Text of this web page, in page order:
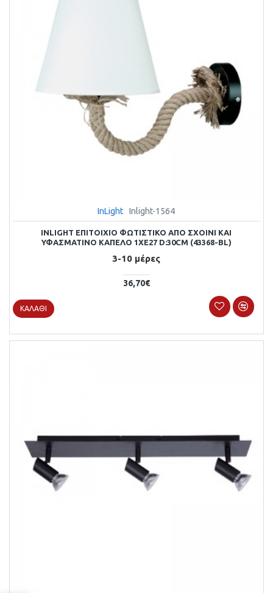
InLight Inlight-1564
INLIGHT ΕΠΙΤΟΊΧΙΟ ΦΩΤΙΣΤΙΚΌ ΑΠΌ ΣΧΟΙΝΊ ΚΑΙ
ΥΦΑΣΜΆΤΙΝΟ ΚΑΠΈΛΟ 1XE27 D:30CM (43368-BL)
3-10 μέρες
36,70€
ΚΑΛΆΘΙ